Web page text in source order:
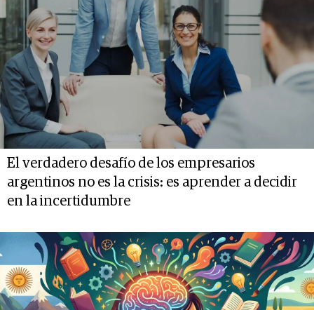
El verdadero desafío de los empresarios
argentinos no es la crisis: es aprender a decidir
en la incertidumbre